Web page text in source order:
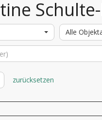
Alle
zurücksetzen